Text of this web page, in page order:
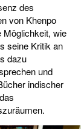
des
von Khenpo
Möglichkeit, wie
seine Kritik an
dazu
und
indischer